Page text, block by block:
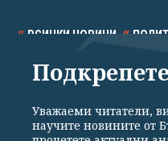
ВСИЧКИ НОВИНИ
СПОРТ КУЛТУРА
Уважаеми читатели,
научите новините от